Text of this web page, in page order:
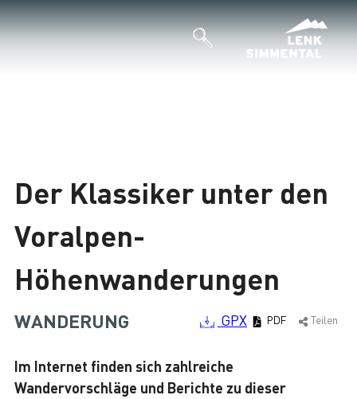
Der Klassiker unter den
Voralpen-
Höhenwanderungen
WANDERUNG GPX PDF Teilen
Im Internet finden sich zahlreiche
Wandervorschläge und Berichte zu dieser